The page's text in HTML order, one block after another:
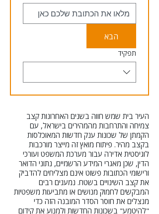
הבא
תפקיד
העיר בית שמש חווה בשנים האחרונות קצב
צמיחה והתרחבות מהמהירים בישראל, עם
הקמתן של שכונות ענק חדשות המאוכלסות
בקצב מהיר. פיתוח מואץ זה מייצר מורכבות
לוגיסטית אדירה עבור מערכת המשפט ועורכי
הדין, שכן מאגרי המידע הרשמיים, נתוני הדואר
ורישומי הכתובות פשוט אינם מצליחים להדביק
את קצב השינויים בשטח. נמענים רבים
המבקשים לחמוק מנושים או מתביעות משפטיות
מנצלים את חוסר הסדר המובנה הזה כדי
"להיטמע" בשכונות החדשות ולמנוע את קידום